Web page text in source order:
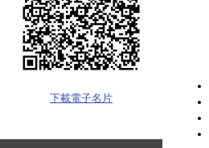
下載電子名片